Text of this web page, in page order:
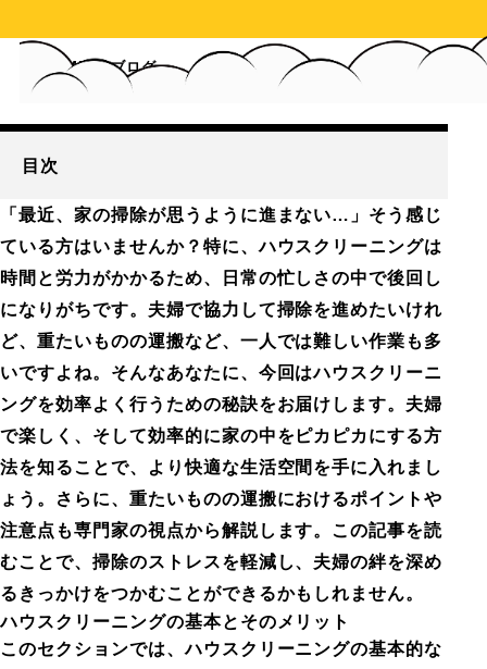
HOME
ブログ
夫婦で取り組むハウスクリーニングと重たいもの運搬の
コツ
目次
「最近、家の掃除が思うように進まない…」そう感じ
ている方はいませんか？特に、ハウスクリーニングは
時間と労力がかかるため、日常の忙しさの中で後回し
になりがちです。夫婦で協力して掃除を進めたいけれ
ど、重たいものの運搬など、一人では難しい作業も多
いですよね。そんなあなたに、今回はハウスクリーニ
ングを効率よく行うための秘訣をお届けします。夫婦
で楽しく、そして効率的に家の中をピカピカにする方
法を知ることで、より快適な生活空間を手に入れまし
ょう。さらに、重たいものの運搬におけるポイントや
注意点も専門家の視点から解説します。この記事を読
むことで、掃除のストレスを軽減し、夫婦の絆を深め
るきっかけをつかむことができるかもしれません。
ハウスクリーニングの基本とそのメリット
このセクションでは、ハウスクリーニングの基本的な